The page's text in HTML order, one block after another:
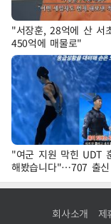
"서장훈, 28억에 산 서
450억에 매물로"
"여군 지원 막힌 UDT
해봤습니다"…707 출
'완벽 소화'
회사소개 제